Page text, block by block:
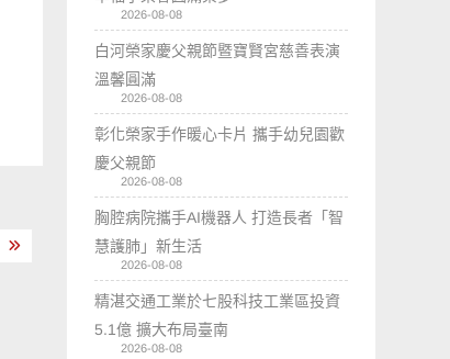
2026-08-08
白河榮家慶父親節暨寶賢宮慈善表演
溫馨圓滿
2026-08-08
彰化榮家手作暖心卡片 攜手幼兒園歡
慶父親節
2026-08-08
胸腔病院攜手AI機器人 打造長者「智
慧護肺」新生活
2026-08-08
精湛交通工業於七股科技工業區投資
5.1億 擴大布局臺南
2026-08-08